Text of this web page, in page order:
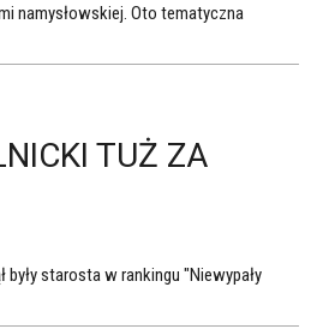
namysłowskiej. Oto tematyczna
TUŻ ZA
były starosta w rankingu "Niewypały